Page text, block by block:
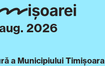
2026
a Municipiului Timișoara